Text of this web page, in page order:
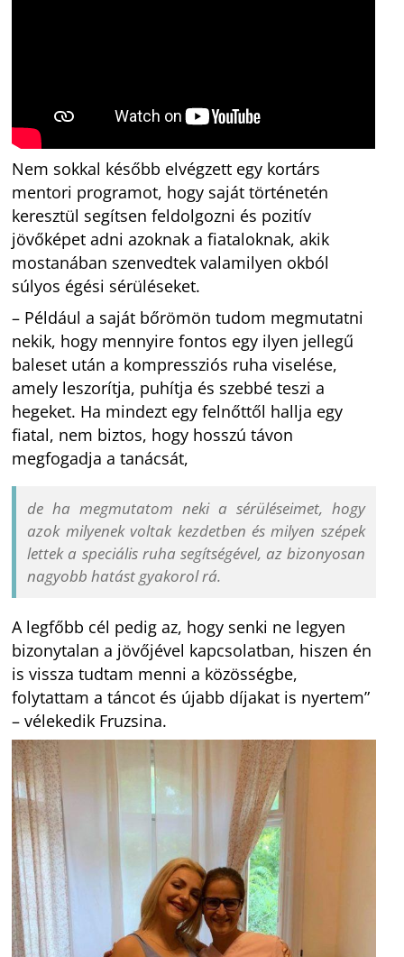
Nem sokkal később elvégzett egy kortárs
mentori programot, hogy saját történetén
keresztül segítsen feldolgozni és pozitív
jövőképet adni azoknak a fiataloknak, akik
mostanában szenvedtek valamilyen okból
súlyos égési sérüléseket.
– Például a saját bőrömön tudom megmutatni
nekik, hogy mennyire fontos egy ilyen jellegű
baleset után a kompressziós ruha viselése,
amely leszorítja, puhítja és szebbé teszi a
hegeket. Ha mindezt egy felnőttől hallja egy
fiatal, nem biztos, hogy hosszú távon
megfogadja a tanácsát,
de ha megmutatom neki a sérüléseimet, hogy
azok milyenek voltak kezdetben és milyen szépek
lettek a speciális ruha segítségével, az bizonyosan
nagyobb hatást gyakorol rá.
A legfőbb cél pedig az, hogy senki ne legyen
bizonytalan a jövőjével kapcsolatban, hiszen én
is vissza tudtam menni a közösségbe,
folytattam a táncot és újabb díjakat is nyertem”
– vélekedik Fruzsina.